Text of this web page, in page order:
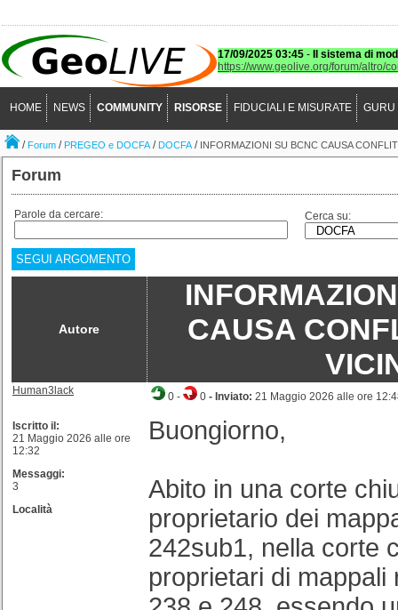
17/09/2025 03:45 -
Il sistema di
https://www.geolive.org/forum/altro/
HOME NEWS COMMUNITY RISORSE FIDUCIALI E MISURATE GURU
/Forum /PREGEO e DOCFA/DOCFA/ INFORMAZIONI SU BCNC CAUSA
Forum
Parole da cercare: Cerca su:
SEGUI ARGOMENTO
Autore
CAUSA
Human3lack
Iscritto il:
21 Maggio 2026 alle ore
12:32
Messaggi:
3
Località
0 - 0 - Inviato: 21 Maggio 2026 alle ore
Buongiorno,
Abito in una corte
proprietario dei
242sub1, nella corte
proprietari di mappali